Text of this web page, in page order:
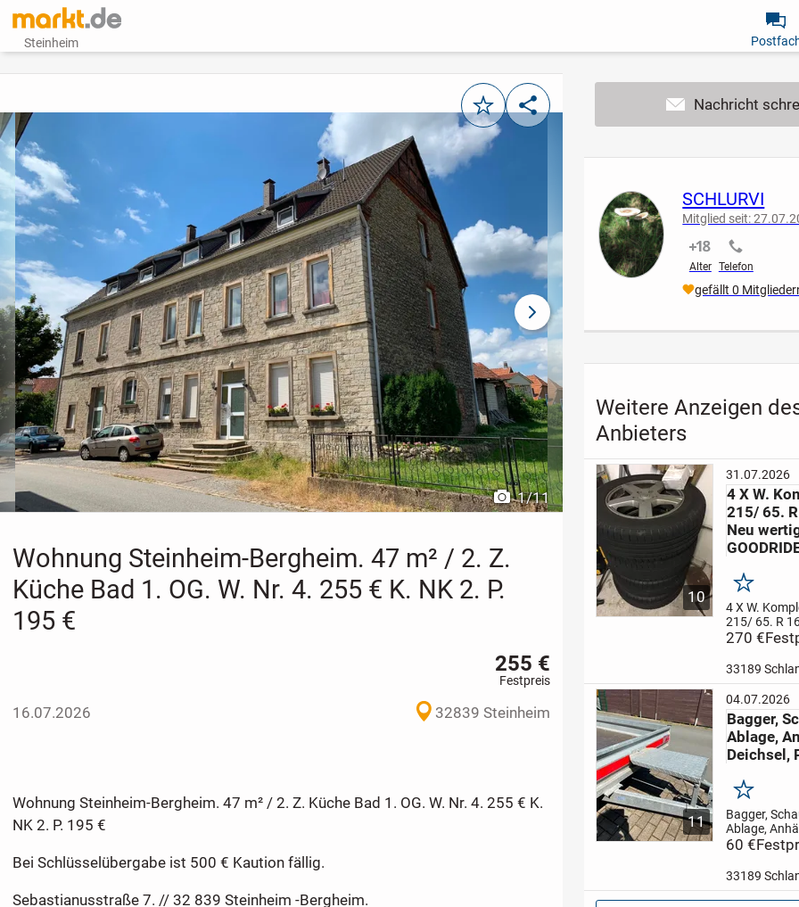
Steinheim
MerkenTeilen
vorheriges Bild
1/11
nächstes Bild
Wohnung Steinheim-Bergheim. 47 m² / 2. Z.
Küche Bad 1. OG. W. Nr. 4. 255 € K. NK 2. P.
195 €
255 €
Festpreis
16.07.2026 32839 Steinheim
Wohnung Steinheim-Bergheim. 47 m² / 2. Z. Küche Bad 1. OG. W. Nr. 4. 255 € K.
NK 2. P. 195 €
Bei Schlüsselübergabe ist 500 € Kaution fällig.
Sebastianusstraße 7. // 32 839 Steinheim -Bergheim.
SCHLURVI
Mitglied seit:
Alter
nicht verifiziert
Telefon
nicht
gefällt 0
Weitere Anzeigen
Anbieters
10
31.07.2026
4 X W.
215/ 65.
Neu
Merken
4 X W.
215/ 65. R
wertig.
R 16. 98 H
LZ/LK 5X
Neuwertige
4 X
270,00 €...
270 €
33189
11
04.07.2026
Bagger,
Ablage,
Deichsel,
Merken
Bagger,
Ablage,
Deichsel,
ihnen eine
Schaufel
im Bereich
60 €
33189